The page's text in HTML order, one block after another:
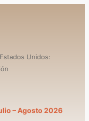
Unidos:
– Agosto 2026